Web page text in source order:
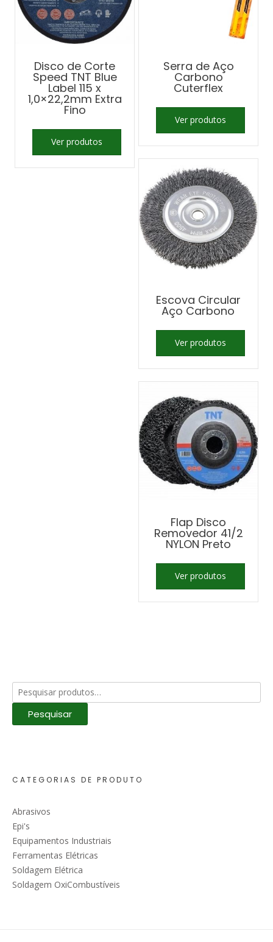
Disco de Corte
Speed TNT Blue
Label 115 x
1,0×22,2mm Extra
Fino
Ver produtos
Serra de Aço
Carbono
Cuterflex
Ver produtos
Escova Circular
Aço Carbono
Ver produtos
Flap Disco
Removedor 41/2
NYLON Preto
Ver produtos
Pesquisar
por:
Pesquisar
CATEGORIAS DE PRODUTO
Abrasivos
Epi's
Equipamentos Industriais
Ferramentas Elétricas
Soldagem Elétrica
Soldagem OxiCombustíveis